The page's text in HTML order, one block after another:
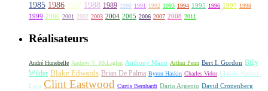
1985 1986 1987 1988 1989 1990 1991 1992 1993 1994 1995 1996 1997 1998
1999 2000 2001 2002 2003 2004 2005 2006 2007 2008 2011
Réalisateurs
André Hunebelle Andrew V. McLaglen Anthony Mann Arthur Penn Bert I. Gordon Billy
Wilder Blake Edwards Brian De Palma Byron Haskin Charles Vidor Claude Autant-
Lara Clint Eastwood Curtis Bernhardt Dario Argento David Cronenberg